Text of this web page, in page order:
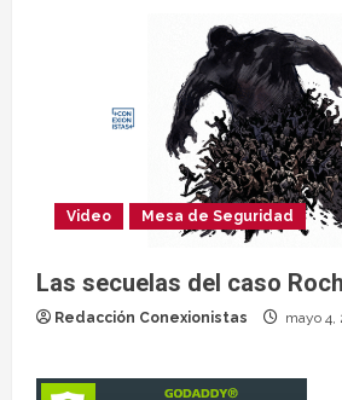
Video Mesa de Seguridad
Las secuelas del caso
Redacción Conexionistas mayo 4,